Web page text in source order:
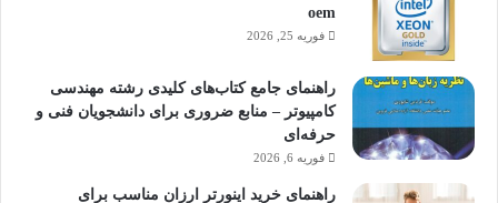
oem
فوریه 25, 2026
راهنمای جامع کتاب‌های کلیدی رشته مهندسی
کامپیوتر – منابع ضروری برای دانشجویان فنی و
حرفه‌ای
فوریه 6, 2026
راهنمای خرید اینورتر ارزان مناسب برای